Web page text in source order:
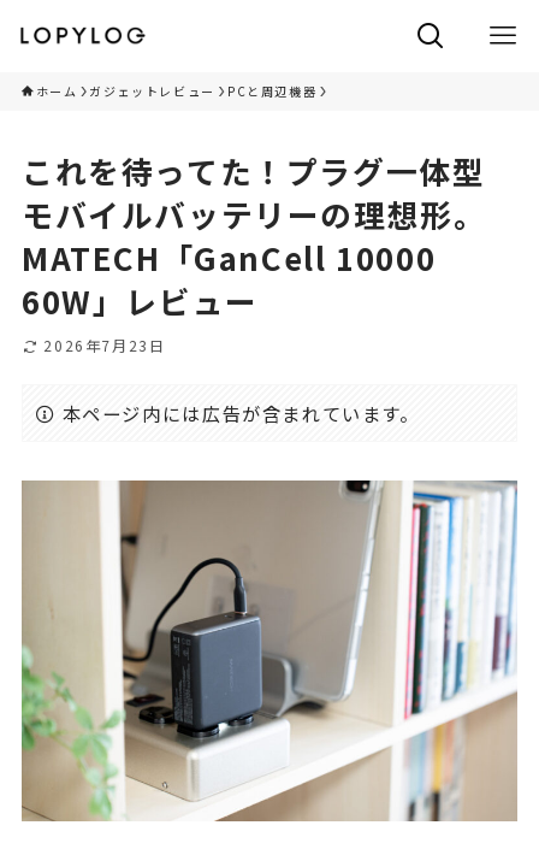
ホーム ガジェットレビュー PCと周辺機器
これを待ってた！プラグ一体型
モバイルバッテリーの理想形。
MATECH「GanCell 10000
60W」レビュー
2026年7月23日
本ページ内には広告が含まれています。